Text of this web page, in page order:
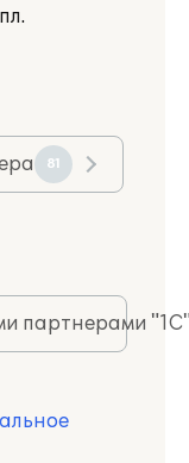
81
партнерами